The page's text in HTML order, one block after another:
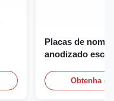
Placas de nome
anodizado
logotipoObtenha o